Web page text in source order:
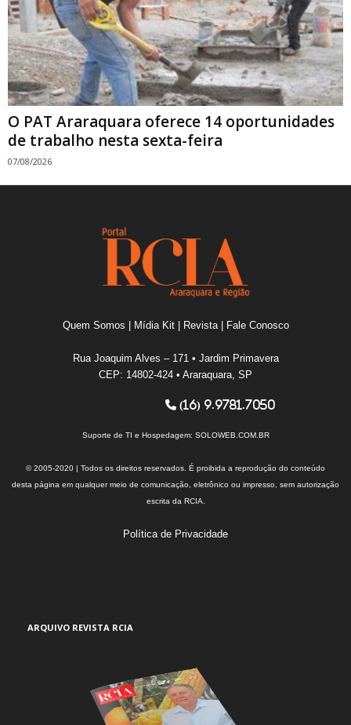
O PAT Araraquara oferece 14 oportunidades
de trabalho nesta sexta-feira
07/08/2026
Quem Somos Mídia Kit| Revista| Fale Conosco
Rua Joaquim Alves – 171 • Jardim Primavera
CEP: 14802-424 • Araraquara, SP
(16) 9.9781.7050
Suporte de TI e Hospedagem: SOLOWEB.COM.BR
© 2005-2020 | Todos os direitos reservados. É proibida a reprodução do conteúdo
desta página em qualquer meio de comunicação, eletrônico ou impresso, sem autorização
escrita da RCIA.
Política de Privacidade
ARQUIVO REVISTA RCIA